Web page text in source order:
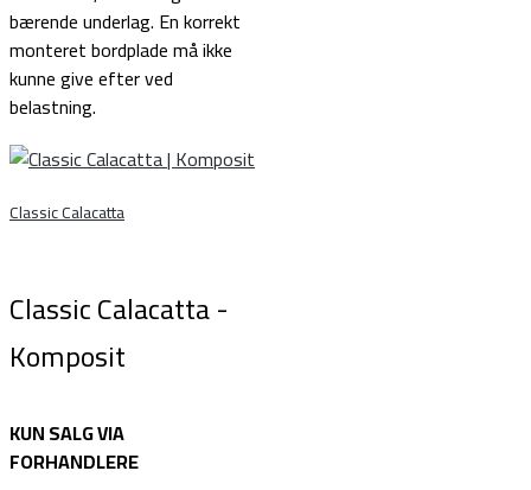
bærende underlag. En korrekt
monteret bordplade må ikke
kunne give efter ved
belastning.
Classic Calacatta
Classic Calacatta -
Komposit
KUN SALG VIA
FORHANDLERE